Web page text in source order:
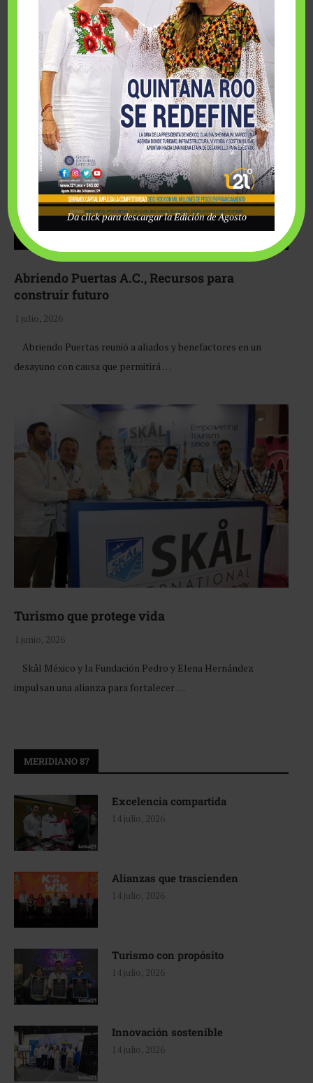
Fairmont Mayakoba y Make-A-Wish México unieron
esfuerzos para hacer realidad el deseo de una …
Abriendo Puertas A.C., Recursos para
construir futuro
1 julio, 2026
Abriendo Puertas reunió a aliados y benefactores en un
desayuno con causa que permitirá …
Turismo que protege vida
1 junio, 2026
Skål México y la Fundación Pedro y Elena Hernández
impulsan una alianza para fortalecer …
MERIDIANO 87
Excelencia compartida
14 julio, 2026
Alianzas que trascienden
14 julio, 2026
Turismo con propósito
14 julio, 2026
Innovación sostenible
14 julio, 2026
Da click para descargar la Edición de Agosto